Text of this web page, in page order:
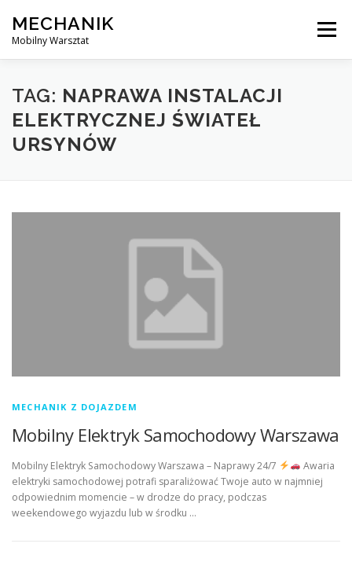
content
MECHANIK
Mobilny Warsztat
Menu
MOBILNY MECHANIK ELEKTRYK SAMOCHODOWY
BLOG KONTAKT
TAG: NAPRAWA INSTALACJI
ELEKTRYCZNEJ ŚWIATEŁ
URSYNÓW
MECHANIK Z DOJAZDEM
Mobilny Elektryk Samochodowy Warszawa
Mobilny Elektryk Samochodowy Warszawa – Naprawy 24/7
Awaria
elektryki samochodowej potrafi sparaliżować Twoje auto w najmniej
odpowiednim momencie – w drodze do pracy, podczas
weekendowego wyjazdu lub w środku …